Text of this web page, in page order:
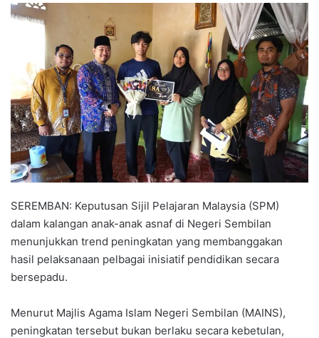
d
a
n
e
m
a
i
SEREMBAN: Keputusan Sijil Pelajaran Malaysia (SPM)
dalam kalangan anak-anak asnaf di Negeri Sembilan
menunjukkan trend peningkatan yang membanggakan
hasil pelaksanaan pelbagai inisiatif pendidikan secara
bersepadu.
Menurut Majlis Agama Islam Negeri Sembilan (MAINS),
peningkatan tersebut bukan berlaku secara kebetulan,